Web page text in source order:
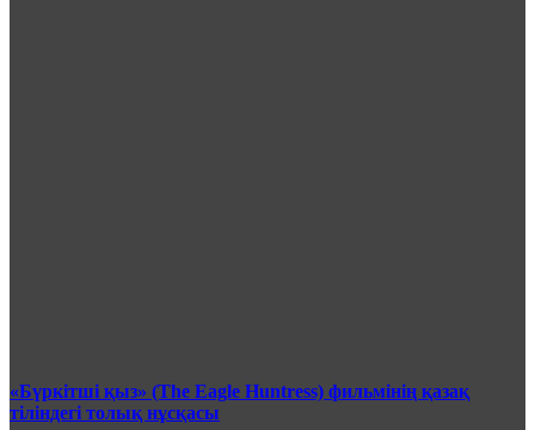
«Бүркітші қыз» (The Eagle Huntress) фильмінің қазақ
тіліндегі толық нұсқасы